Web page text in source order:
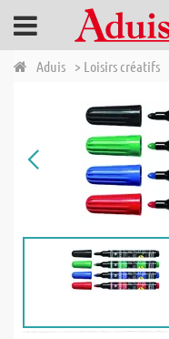
Aduis > Loisirs créatifs